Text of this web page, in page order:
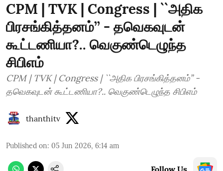
CPM | TVK | Congress | ``அதிக
பிரசங்கித்தனம்’’ - தவெகவுடன்
கூட்டணியா?.. வெகுண்டெழுந்த
சிபிஎம்
CPM | TVK | Congress | ``அதிக பிரசங்கித்தனம்’’ -
தவெகவுடன் கூட்டணியா?.. வெகுண்டெழுந்த சிபிஎம்
thanthitv
Published on: 05 Jun 2026, 6:14 am
Follow Us